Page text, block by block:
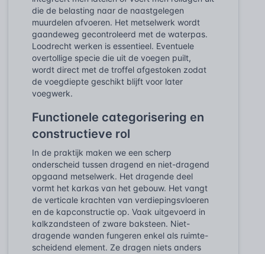
die de belasting naar de naastgelegen
muurdelen afvoeren. Het metselwerk wordt
gaandeweg gecontroleerd met de waterpas.
Loodrecht werken is essentieel. Eventuele
overtollige specie die uit de voegen puilt,
wordt direct met de troffel afgestoken zodat
de voegdiepte geschikt blijft voor later
voegwerk.
Functionele categorisering en
constructieve rol
In de praktijk maken we een scherp
onderscheid tussen dragend en niet-dragend
opgaand metselwerk. Het dragende deel
vormt het karkas van het gebouw. Het vangt
de verticale krachten van verdiepingsvloeren
en de kapconstructie op. Vaak uitgevoerd in
kalkzandsteen of zware baksteen. Niet-
dragende wanden fungeren enkel als ruimte-
scheidend element. Ze dragen niets anders